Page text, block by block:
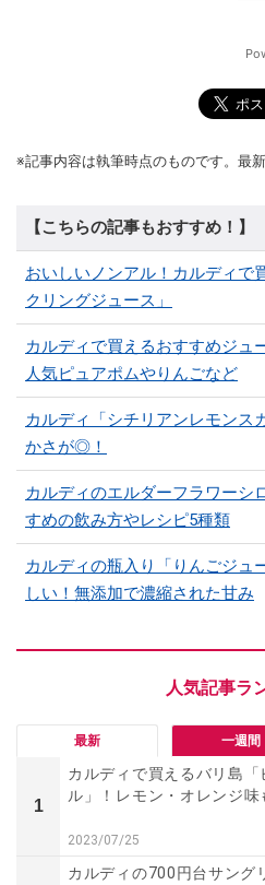
※記事内容は執筆時点のものです。最
【こちらの記事もおすすめ！】
おいしいノンアル！カルディで
クリングジュース」
カルディで買えるおすすめジュ
人気ピュアポムやりんごなど
カルディ「シチリアンレモンス
かさが◎！
カルディのエルダーフラワーシ
すめの飲み方やレシピ5種類
カルディの瓶入り「りんごジュ
しい！無添加で濃縮された甘み
最新 一週間
1
カルディで買えるバリ島「
ル」！レモン・オレンジ味
2023/07/25
カルディの700円台サング